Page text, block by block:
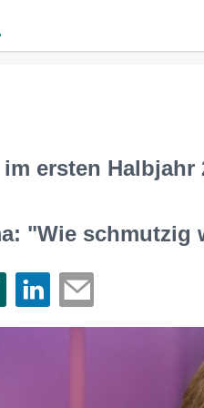
ersten Halbjahr
"Wie schmutzig